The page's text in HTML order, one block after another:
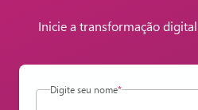
Inicie a transformação
Digite seu nome*